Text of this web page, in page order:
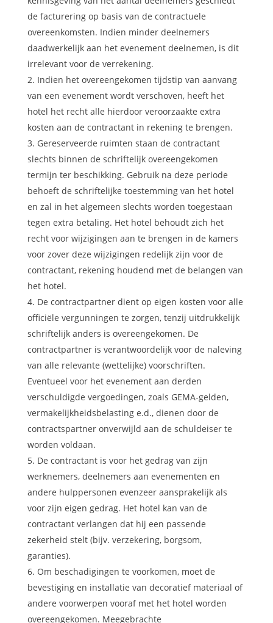
de facturering op basis van de contractuele
overeenkomsten. Indien minder deelnemers
daadwerkelijk aan het evenement deelnemen, is dit
irrelevant voor de verrekening.
Indien het overeengekomen tijdstip van aanvang
van een evenement wordt verschoven, heeft het
hotel het recht alle hierdoor veroorzaakte extra
kosten aan de contractant in rekening te brengen.
Gereserveerde ruimten staan de contractant
slechts binnen de schriftelijk overeengekomen
termijn ter beschikking. Gebruik na deze periode
behoeft de schriftelijke toestemming van het hotel
en zal in het algemeen slechts worden toegestaan
tegen extra betaling. Het hotel behoudt zich het
recht voor wijzigingen aan te brengen in de kamers
voor zover deze wijzigingen redelijk zijn voor de
contractant, rekening houdend met de belangen van
het hotel.
De contractpartner dient op eigen kosten voor alle
officiële vergunningen te zorgen, tenzij uitdrukkelijk
schriftelijk anders is overeengekomen. De
contractpartner is verantwoordelijk voor de naleving
van alle relevante (wettelijke) voorschriften.
Eventueel voor het evenement aan derden
verschuldigde vergoedingen, zoals GEMA-gelden,
vermakelijkheidsbelasting e.d., dienen door de
contractspartner onverwijld aan de schuldeiser te
worden voldaan.
De contractant is voor het gedrag van zijn
werknemers, deelnemers aan evenementen en
andere hulppersonen evenzeer aansprakelijk als
voor zijn eigen gedrag. Het hotel kan van de
contractant verlangen dat hij een passende
zekerheid stelt (bijv. verzekering, borgsom,
garanties).
Om beschadigingen te voorkomen, moet de
bevestiging en installatie van decoratief materiaal of
andere voorwerpen vooraf met het hotel worden
overeengekomen. Meegebrachte